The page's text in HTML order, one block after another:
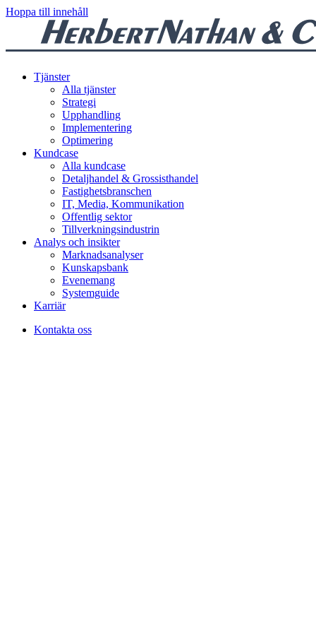
Hoppa till innehåll
Tjänster
Alla tjänster
Strategi
Upphandling
Implementering
Optimering
Kundcase
Alla kundcase
Detaljhandel & Grossisthandel
Fastighetsbranschen
IT, Media, Kommunikation
Offentlig sektor
Tillverkningsindustrin
Analys och insikter
Marknadsanalyser
Kunskapsbank
Evenemang
Systemguide
Karriär
Kontakta oss